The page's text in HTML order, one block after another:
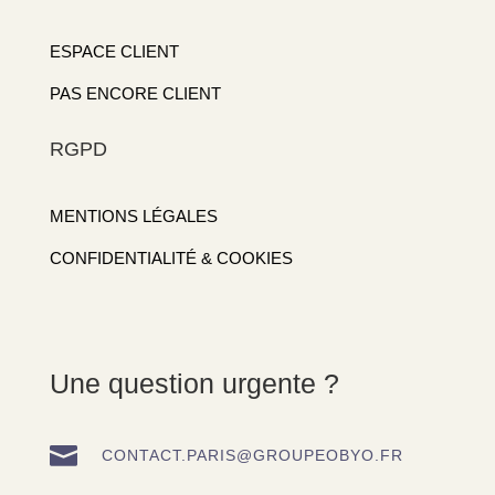
ESPACE CLIENT
PAS ENCORE CLIENT
RGPD
MENTIONS LÉGALES
CONFIDENTIALITÉ & COOKIES
Une question urgente ?
 CONTACT.PARIS@GROUPEOBYO.FR